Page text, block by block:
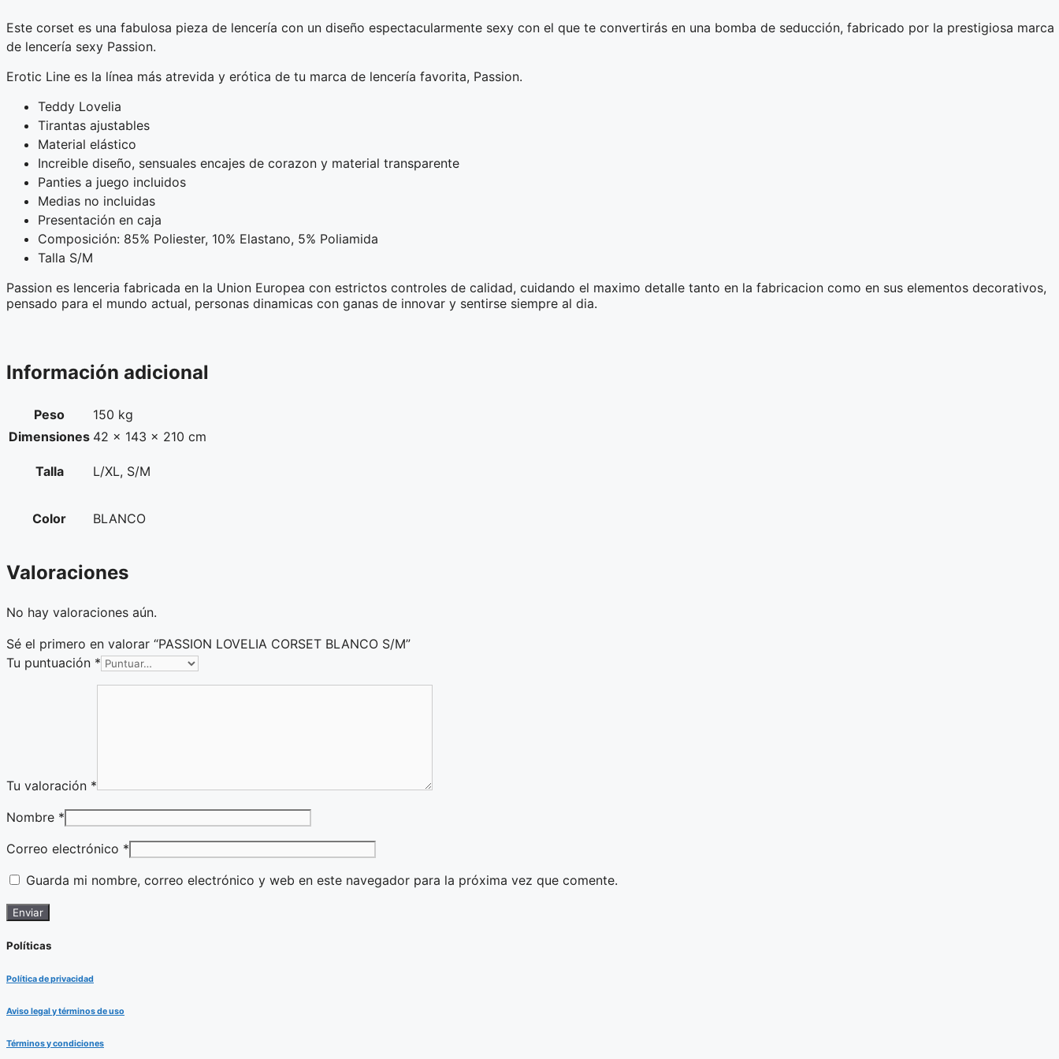
Este corset es una fabulosa pieza de lencería con un diseño espectacularmente sexy con el que te convertirás en una bomba de seducción, fabricado por la prestigiosa marca
de lencería sexy Passion.
Erotic Line es la línea más atrevida y erótica de tu marca de lencería favorita, Passion.
Teddy Lovelia
Tirantas ajustables
Material elástico
Increible diseño, sensuales encajes de corazon y material transparente
Panties a juego incluidos
Medias no incluidas
Presentación en caja
Composición: 85% Poliester, 10% Elastano, 5% Poliamida
Talla S/M
Passion es lenceria fabricada en la Union Europea con estrictos controles de calidad, cuidando el maximo detalle tanto en la fabricacion como en sus elementos decorativos,
pensado para el mundo actual, personas dinamicas con ganas de innovar y sentirse siempre al dia.
Información adicional
Peso
150 kg
Dimensiones 42 × 143 × 210 cm
Talla L/XL, S/M
Color BLANCO
Valoraciones
No hay valoraciones aún.
Sé el primero en valorar “PASSION LOVELIA CORSET BLANCO S/M”
Tu puntuación *
Tu valoración *
Nombre *
Correo electrónico *
Guarda mi nombre, correo electrónico y web en este navegador para la próxima vez que comente.
Políticas
Política de privacidad
Aviso legal y términos de uso
Términos y condiciones